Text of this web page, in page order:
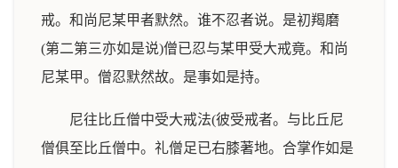
戒。和尚尼某甲者默然。谁不忍者说。是初羯磨
(第二第三亦如是说)僧已忍与某甲受大戒竟。和尚
尼某甲。僧忍默然故。是事如是持。
尼往比丘僧中受大戒法(彼受戒者。与比丘尼
僧俱至比丘僧中。礼僧足已右膝著地。合掌作如是